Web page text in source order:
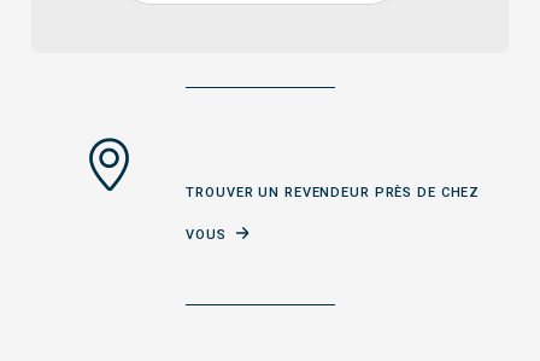
TROUVER UN REVENDEUR PRÈS DE CHEZ
VOUS